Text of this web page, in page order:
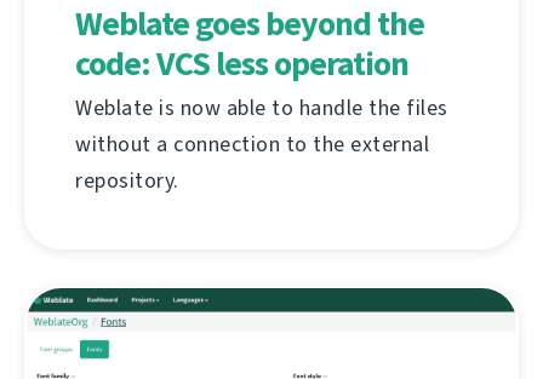
Weblate goes beyond the
code: VCS less operation
Weblate is now able to handle the files
without a connection to the external
repository.